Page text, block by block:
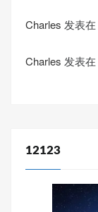
Charles 发表在
Charles 发表在
12123